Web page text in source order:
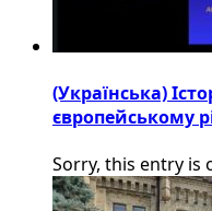
(Українська)
європейському
Sorry, this entry is